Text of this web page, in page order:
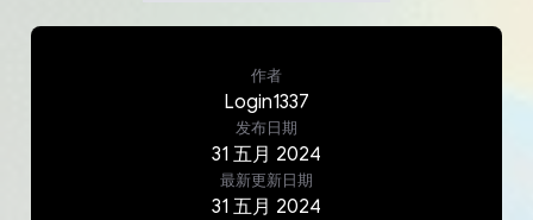
作者
Login1337
发布日期
31 五月 2024
最新更新日期
31 五月 2024